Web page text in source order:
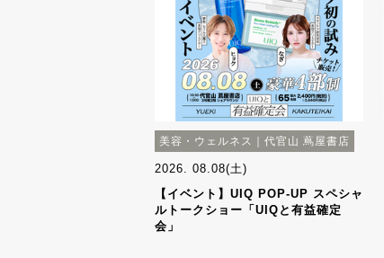
美容・ウェルネス｜代官山 蔦屋書店
2026. 08.08(土)
【イベント】UIQ POP-UP スペシャ
ルトークショー「UIQと有益確定
会」